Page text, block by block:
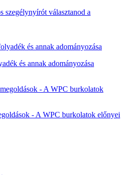
szegélynyírót választanod a
és annak adományozása
- A WPC burkolatok előnyei